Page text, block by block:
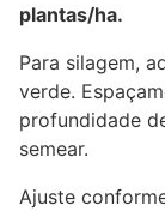
plantas/ha.
Para silagem,
verde.
profundidade
semear.
Ajuste